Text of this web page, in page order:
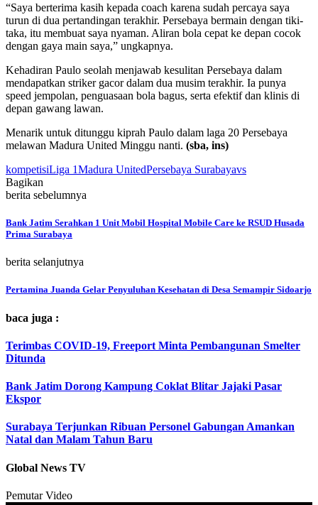
“Saya berterima kasih kepada coach karena sudah percaya saya
turun di dua pertandingan terakhir. Persebaya bermain dengan tiki-
taka, itu membuat saya nyaman. Aliran bola cepat ke depan cocok
dengan gaya main saya,” ungkapnya.
Kehadiran Paulo seolah menjawab kesulitan Persebaya dalam
mendapatkan striker gacor dalam dua musim terakhir. Ia punya
speed jempolan, penguasaan bola bagus, serta efektif dan klinis di
depan gawang lawan.
Menarik untuk ditunggu kiprah Paulo dalam laga 20 Persebaya
melawan Madura United Minggu nanti. (sba, ins)
kompetisiLiga 1Madura UnitedPersebaya Surabayavs
Bagikan
berita sebelumnya
Bank Jatim Serahkan 1 Unit Mobil Hospital Mobile Care ke RSUD Husada
Prima Surabaya
berita selanjutnya
Pertamina Juanda Gelar Penyuluhan Kesehatan di Desa Semampir Sidoarjo
baca juga :
Terimbas COVID-19, Freeport Minta Pembangunan Smelter
Ditunda
Bank Jatim Dorong Kampung Coklat Blitar Jajaki Pasar
Ekspor
Surabaya Terjunkan Ribuan Personel Gabungan Amankan
Natal dan Malam Tahun Baru
Global News TV
Pemutar Video